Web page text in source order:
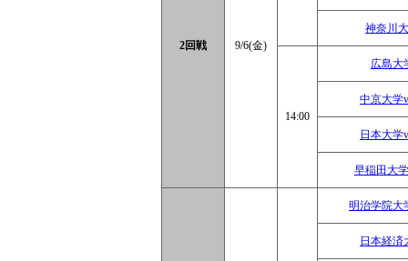
2回戦 9/6(金)
神奈川
14:00
広島大
中京大学
日本大学
早稲田大
明治学院大
日本経済